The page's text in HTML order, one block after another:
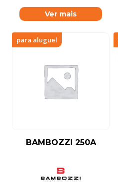
Ver mais
para aluguel
BAMBOZZI 250A